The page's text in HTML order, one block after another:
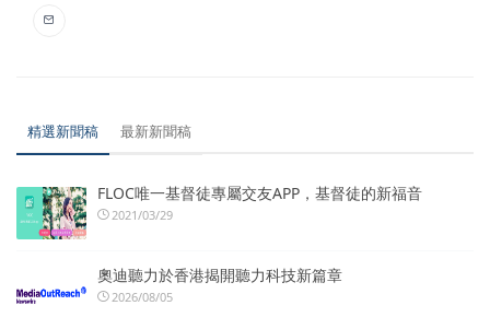
精選新聞稿 最新新聞稿
FLOC唯一基督徒專屬交友APP，基督徒的新福音
2021/03/29
奧迪聽力於香港揭開聽力科技新篇章
2026/08/05